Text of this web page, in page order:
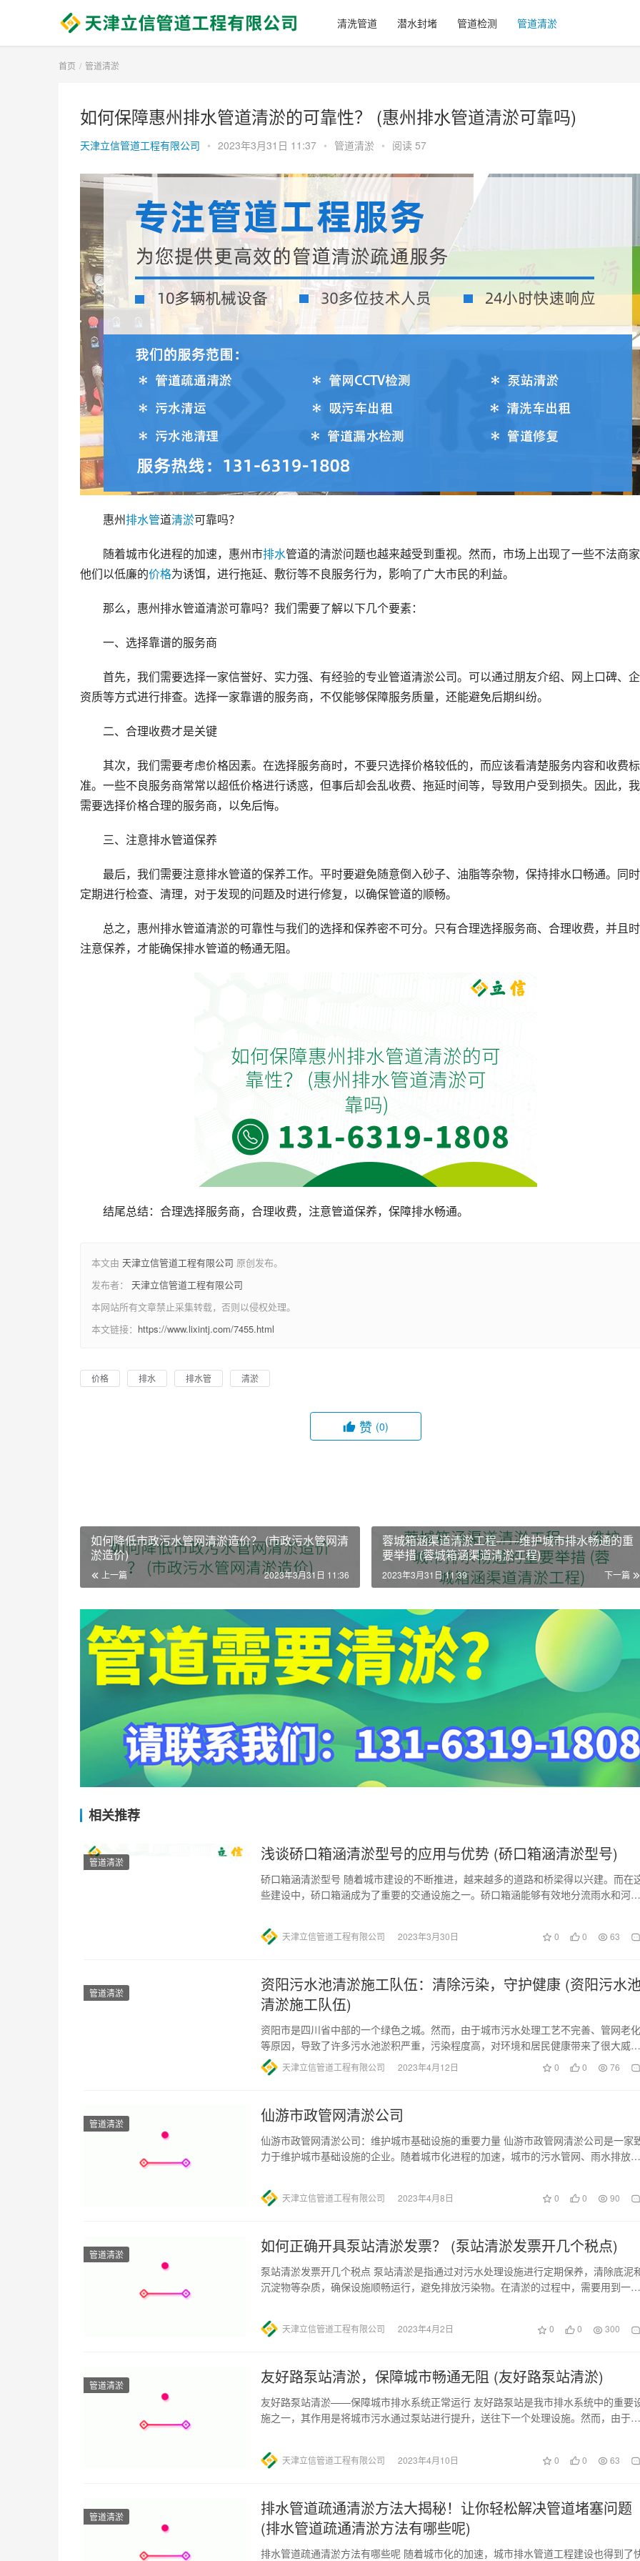
清洗管道 潜水封堵 管道检测 管道清淤
首页 管道清淤
如何保障惠州排水管道清淤的可靠性？ (惠州排水管道清淤可靠吗)
天津立信管道工程有限公司 • 2023年3月31日 11:37 • 管道清淤 • 阅读 57
惠州排水管道清淤可靠吗？
随着城市化进程的加速，惠州市排水管道的清淤问题也越来越受到重视。然而，市场上出现了一些不法商
他们以低廉的价格为诱饵，进行拖延、敷衍等不良服务行为，影响了广大市民的利益。
那么，惠州排水管道清淤可靠吗？我们需要了解以下几个要素：
一、选择靠谱的服务商
首先，我们需要选择一家信誉好、实力强、有经验的专业管道清淤公司。可以通过朋友介绍、网上口碑、
资质等方式进行排查。选择一家靠谱的服务商，不仅能够保障服务质量，还能避免后期纠纷。
二、合理收费才是关键
其次，我们需要考虑价格因素。在选择服务商时，不要只选择价格较低的，而应该看清楚服务内容和收费标
准。一些不良服务商常常以超低价格进行诱惑，但事后却会乱收费、拖延时间等，导致用户受到损失。因此，
需要选择价格合理的服务商，以免后悔。
三、注意排水管道保养
最后，我们需要注意排水管道的保养工作。平时要避免随意倒入砂子、油脂等杂物，保持排水口畅通。同
定期进行检查、清理，对于发现的问题及时进行修复，以确保管道的顺畅。
总之，惠州排水管道清淤的可靠性与我们的选择和保养密不可分。只有合理选择服务商、合理收费，并且
注意保养，才能确保排水管道的畅通无阻。
结尾总结：合理选择服务商，合理收费，注意管道保养，保障排水畅通。
本文由 天津立信管道工程有限公司 原创发布。
发布者： 天津立信管道工程有限公司
本网站所有文章禁止采集转载，否则以侵权处理。
本文链接： https://www.lixintj.com/7455.html
价格 排水 排水管 清淤
赞 (0)
如何降低市政污水管网清淤造价？ (市政污水管网清
淤造价)
上一篇 2023年3月31日 11:36
蓉城箱涵渠道清淤工程——维护城市排水畅通的重
要举措 (蓉城箱涵渠道清淤工程)
下一篇
2023年3月31日 11:39
相关推荐
管道清淤 浅谈硚口箱涵清淤型号的应用与优势 (硚口箱涵清淤型号)
硚口箱涵清淤型号 随着城市建设的不断推进，越来越多的道路和桥梁得以兴建。而在
些建设中，硚口箱涵成为了重要的交通设施之一。硚口箱涵能够有效地分流雨水和河
天津立信管道工程有限公司 2023年3月30日 0 0 63
管道清淤
资阳污水池清淤施工队伍：清除污染，守护健康 (资阳污水
清淤施工队伍)
资阳市是四川省中部的一个绿色之城。然而，由于城市污水处理工艺不完善、管网老化
等原因，导致了许多污水池淤积严重，污染程度高，对环境和居民健康带来了很大威
胁。因此，资阳市政府成立了资阳…
天津立信管道工程有限公司 2023年4月12日 0 0 76
管道清淤 仙游市政管网清淤公司
仙游市政管网清淤公司：维护城市基础设施的重要力量 仙游市政管网清淤公司是一家
力于维护城市基础设施的企业。随着城市化进程的加速，城市的污水管网、雨水排放系
天津立信管道工程有限公司 2023年4月8日 0 0 90
管道清淤 如何正确开具泵站清淤发票？ (泵站清淤发票开几个税点)
泵站清淤发票开几个税点 泵站清淤是指通过对污水处理设施进行定期保养，清除底泥
沉淀物等杂质，确保设施顺畅运行，避免排放污染物。在清淤的过程中，需要用到一些
天津立信管道工程有限公司 2023年4月2日 0 0 300
管道清淤 友好路泵站清淤，保障城市畅通无阻 (友好路泵站清淤)
友好路泵站清淤——保障城市排水系统正常运行 友好路泵站是我市排水系统中的重要
施之一，其作用是将城市污水通过泵站进行提升，送往下一个处理设施。然而，由于城
天津立信管道工程有限公司 2023年4月10日 0 0 63
管道清淤
排水管道疏通清淤方法大揭秘！让你轻松解决管道堵塞问题
(排水管道疏通清淤方法有哪些呢)
排水管道疏通清淤方法有哪些呢 随着城市化的加速，城市排水管道工程建设也得到了